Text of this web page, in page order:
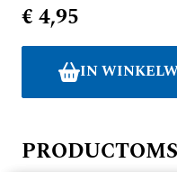
€ 4,95
IN